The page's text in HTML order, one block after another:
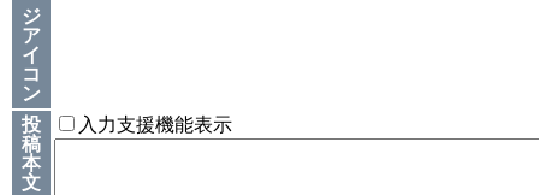
ジ
ア
イ
コ
ン
投
稿
本
文
入力支援機能表示